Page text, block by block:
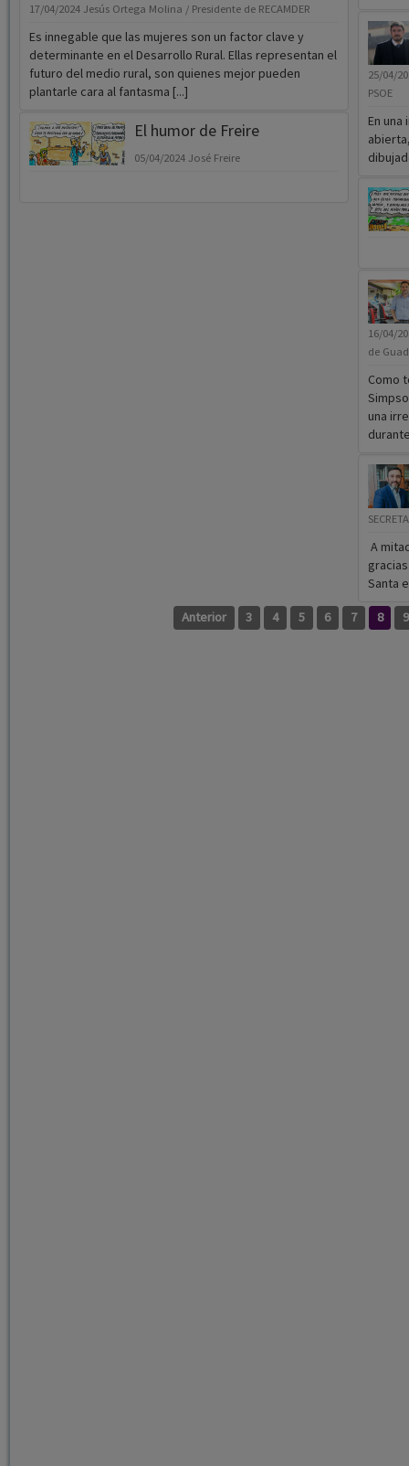
17/04/2024 Jesús Ortega Molina / Presidente de RECAMDER
Es innegable que las mujeres son un factor clave y
determinante en el Desarrollo Rural. Ellas representan el
futuro del medio rural, son quienes mejor pueden
plantarle cara al fantasma [...]
El humor de Freire
05/04/2024 José Freire
25/04/
PSOE
En
16/04/
de
Como
una
A
Santa
Anterior 3 4 5 6 7 8 9